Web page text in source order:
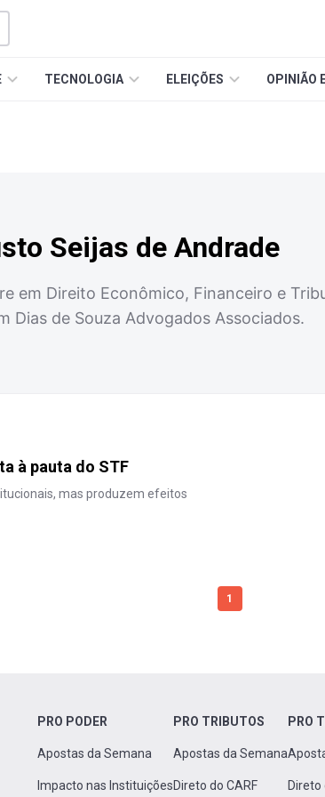
TECNOLOGIA ELEIÇÕES OPINIÃO
Seijas de Andrade
em Direito Econômico, Financeiro e
Dias de Souza Advogados Associados.
à pauta do STF
mas produzem efeitos
1
PRO PODER
Apostas da Semana
Impacto nas Instituições
PRO TRIBUTOS
Apostas da Semana
Direto do CARF
PRO
Direto